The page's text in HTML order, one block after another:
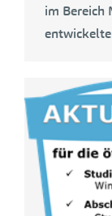
im Bereich